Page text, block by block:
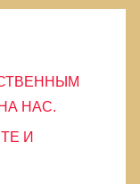
НАС.
И